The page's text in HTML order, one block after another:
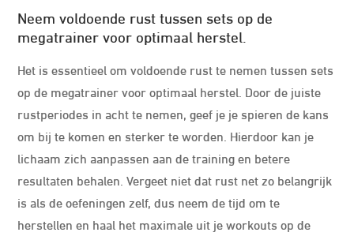
Neem voldoende rust tussen sets op de
megatrainer voor optimaal herstel.
Het is essentieel om voldoende rust te nemen tussen sets
op de megatrainer voor optimaal herstel. Door de juiste
rustperiodes in acht te nemen, geef je je spieren de kans
om bij te komen en sterker te worden. Hierdoor kan je
lichaam zich aanpassen aan de training en betere
resultaten behalen. Vergeet niet dat rust net zo belangrijk
is als de oefeningen zelf, dus neem de tijd om te
herstellen en haal het maximale uit je workouts op de